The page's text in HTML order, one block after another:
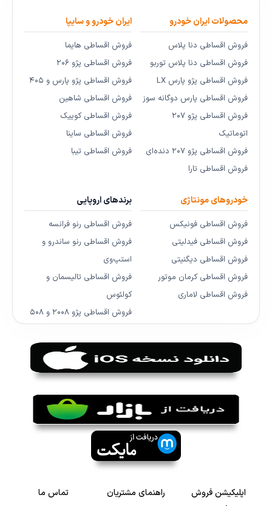
محصولات ایران خودرو
فروش اقساطی دنا پلاس
فروش اقساطی دنا پلاس توربو
فروش اقساطی پژو پارس LX
فروش اقساطی پارس دوگانه سوز
فروش اقساطی پژو ۲۰۷
اتوماتیک
فروش اقساطی پژو ۲۰۷ دنده‌ای
فروش اقساطی تارا
ایران خودرو و سایپا
فروش اقساطی هایما
فروش اقساطی پژو ۲۰۶
فروش اقساطی پژو پارس و ۴۰۵
فروش اقساطی شاهین
فروش اقساطی کوییک
فروش اقساطی ساینا
فروش اقساطی تیبا
خودروهای مونتاژی
فروش اقساطی فونیکس
فروش اقساطی فیدلیتی
فروش اقساطی دیگنیتی
فروش اقساطی کرمان موتور
فروش اقساطی لاماری
برندهای اروپایی
فروش اقساطی رنو فرانسه
فروش اقساطی رنو ساندرو و
استپ‌وی
فروش اقساطی تالیسمان و
کولئوس
فروش اقساطی پژو ۲۰۰۸ و ۵۰۸
اپلیکیشن فروش
راهنمای مشتریان تماس ما